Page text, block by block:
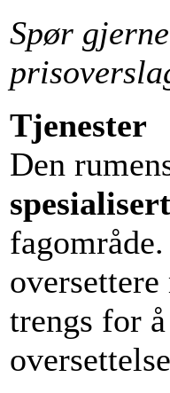
Spør
Tjenester
Den
trengs for